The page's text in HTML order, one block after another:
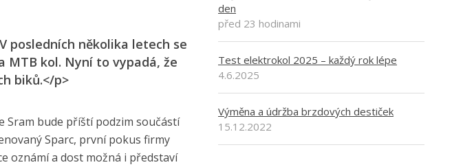
posledních několika letech se
MTB kol. Nyní to vypadá, že
biků.</p>
Sram bude příští podzim součástí
Sparc, první pokus firmy
oznámí a dost možná i představí
den
před 23 hodinami
Test elektrokol 2025 – každý rok lépe
4.6.2025
Výměna a údržba brzdových destiček
15.12.2022